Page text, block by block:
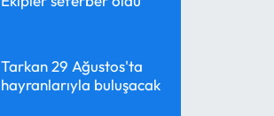
Tarkan 29 Ağustos'ta
hayranlarıyla buluşacak